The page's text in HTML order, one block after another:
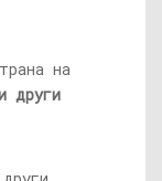
на
други